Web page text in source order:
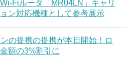
Fiルータ「MR04LN」キャリ
ン対応機種として参考展示
の提携の提携が本日開始！ロ
額の3%割引に